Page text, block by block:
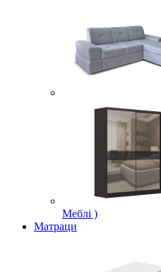
Меблі )
Матраци